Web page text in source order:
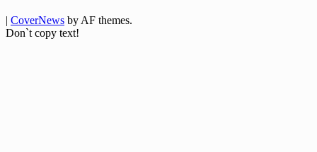
| CoverNews by AF themes.
Don`t copy text!